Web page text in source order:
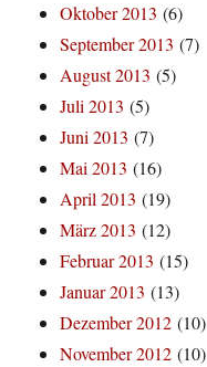
Oktober 2013 (6)
September 2013 (7)
August 2013 (5)
Juli 2013 (5)
Juni 2013 (7)
Mai 2013 (16)
April 2013 (19)
März 2013 (12)
Februar 2013 (15)
Januar 2013 (13)
Dezember 2012 (10)
November 2012 (10)